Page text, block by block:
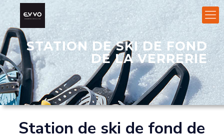
STATION DE SKI DE FOND
DE LA VERRERIE
Station de ski de fond de